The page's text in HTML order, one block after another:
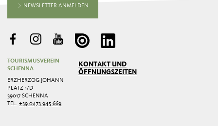
NEWSLETTER ANMELDEN
TOURISMUSVEREIN
SCHENNA
ERZHERZOG JOHANN
PLATZ 1/D
39017 SCHENNA
TEL.+39 0473 945 669
KONTAKT UND
ÖFFNUNGSZEITEN